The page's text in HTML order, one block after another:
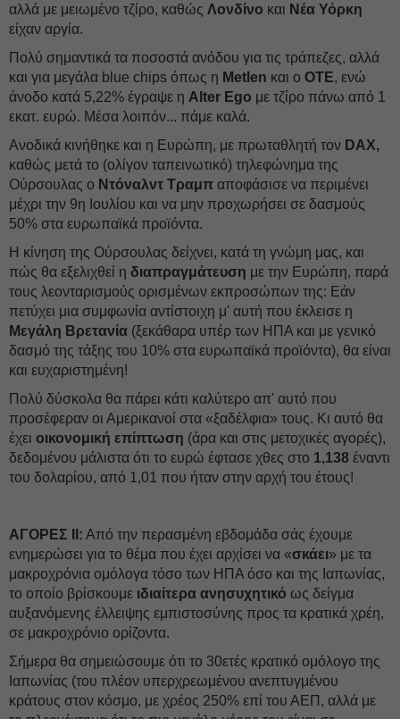
αλλά με μειωμένο τζίρο, καθώς Λονδίνο και Νέα Υόρκη
είχαν αργία.
Πολύ σημαντικά τα ποσοστά ανόδου για τις τράπεζες, αλλά
και για μεγάλα blue chips όπως η Metlen και ο ΟΤΕ, ενώ
άνοδο κατά 5,22% έγραψε η Αlter Ego με τζίρο πάνω από 1
εκατ. ευρώ. Μέσα λοιπόν... πάμε καλά.
Ανοδικά κινήθηκε και η Ευρώπη, με πρωταθλητή τον DAX,
καθώς μετά το (ολίγον ταπεινωτικό) τηλεφώνημα της
Ούρσουλας ο Ντόναλντ Τραμπ αποφάσισε να περιμένει
μέχρι την 9η Ιουλίου και να μην προχωρήσει σε δασμούς
50% στα ευρωπαϊκά προϊόντα.
Η κίνηση της Ούρσουλας δείχνει, κατά τη γνώμη μας, και
πώς θα εξελιχθεί η διαπραγμάτευση με την Ευρώπη, παρά
τους λεονταρισμούς ορισμένων εκπροσώπων της: Εάν
πετύχει μια συμφωνία αντίστοιχη μ' αυτή που έκλεισε η
Μεγάλη Βρετανία (ξεκάθαρα υπέρ των ΗΠΑ και με γενικό
δασμό της τάξης του 10% στα ευρωπαϊκά προϊόντα), θα είναι
και ευχαριστημένη!
Πολύ δύσκολα θα πάρει κάτι καλύτερο απ' αυτό που
προσέφεραν οι Αμερικανοί στα «ξαδέλφια» τους. Κι αυτό θα
έχει οικονομική επίπτωση (άρα και στις μετοχικές αγορές),
δεδομένου μάλιστα ότι το ευρώ έφτασε χθες στο 1,138 έναντι
του δολαρίου, από 1,01 που ήταν στην αρχή του έτους!
ΑΓΟΡΕΣ ΙΙ: Από την περασμένη εβδομάδα σάς έχουμε
ενημερώσει για το θέμα που έχει αρχίσει να «σκάει» με τα
μακροχρόνια ομόλογα τόσο των ΗΠΑ όσο και της Ιαπωνίας,
το οποίο βρίσκουμε ιδιαίτερα ανησυχητικό ως δείγμα
αυξανόμενης έλλειψης εμπιστοσύνης προς τα κρατικά χρέη,
σε μακροχρόνιο ορίζοντα.
Σήμερα θα σημειώσουμε ότι το 30ετές κρατικό ομόλογο της
Ιαπωνίας (του πλέον υπερχρεωμένου ανεπτυγμένου
κράτους στον κόσμο, με χρέος 250% επί του ΑΕΠ, αλλά με